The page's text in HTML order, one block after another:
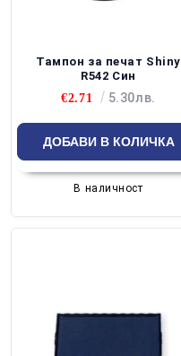
Тампон за печат Shiny
R542 Син
€2.71
5.30лв.
В наличност